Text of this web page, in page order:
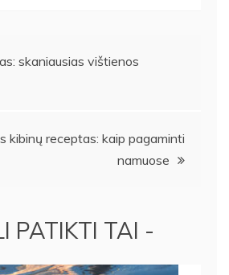
skaniausias vištienos
kibinų receptas: kaip pagaminti
namuose
PATIKTI TAI -